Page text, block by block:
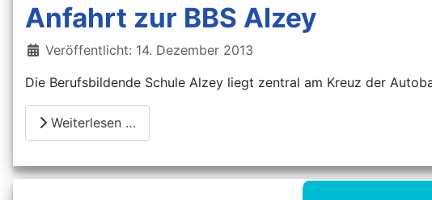
Anfahrt zur BBS Alzey
Details
Veröffentlicht: 14. Dezember 2013
Die Berufsbildende Schule Alzey liegt zentral am Kreuz der
Weiterlesen …